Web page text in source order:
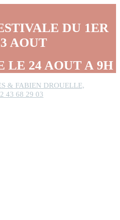
DU 1ER
AOUT
LE 24 AOUT A 9H
& FABIEN DROUELLE,
43 68 29 03